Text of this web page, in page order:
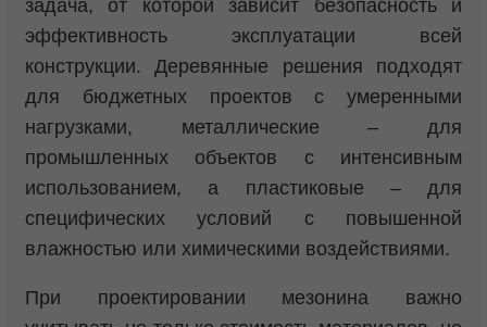
задача, от которой зависит безопасность и
эффективность эксплуатации всей
конструкции. Деревянные решения подходят
для бюджетных проектов с умеренными
нагрузками, металлические – для
промышленных объектов с интенсивным
использованием, а пластиковые – для
специфических условий с повышенной
влажностью или химическими воздействиями.
При проектировании мезонина важно